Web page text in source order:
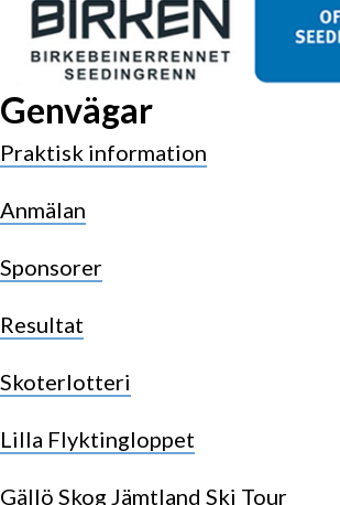
Genvägar
Praktisk information
Anmälan
Sponsorer
Resultat
Skoterlotteri
Lilla Flyktingloppet
Gällö Skog Jämtland Ski Tour